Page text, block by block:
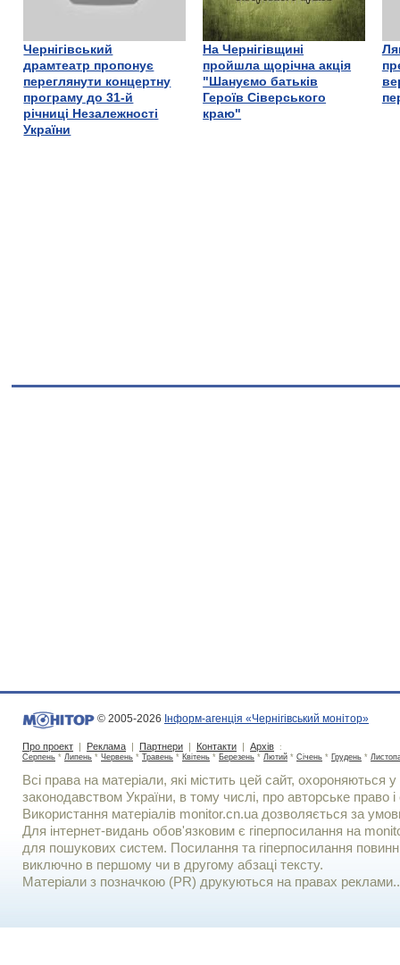
Чернігівський
драмтеатр пропонує
переглянути концертну
програму до 31-й
річниці Незалежності
України
На Чернігівщині
пройшла щорічна акція
"Шануємо батьків
Героїв Сіверського
краю"
© 2005-2026 Інформ-агенція «Чернігівський монітор»
Про проект | Реклама | Партнери | Контакти | Архів :
Серпень * Липень * Червень * Травень * Квітень * Березень * Лютий * Січень * Грудень *
Всі права на матеріали, які містить цей сайт, охороняються у
законодавством України, в тому числі, про авторське право і
Використання матерiалiв monitor.cn.ua дозволяється за
Для iнтернет-видань обов'язковим є гiперпосилання на
для пошукових систем. Посилання та гіперпосилання
виключно в першому чи в другому абзаці тексту.
Матеріали з позначкою (PR) друкуються на правах реклами..